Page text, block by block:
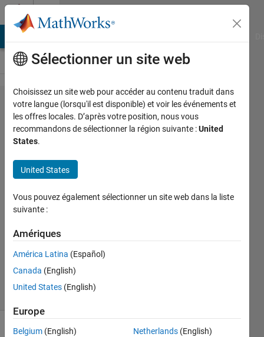
Passer au contenu
Problem
42845.
generate
number
in
particular
way
Pramit
Biswas
117
1 likes
Sélectionner un site web
Choisissez un site web pour accéder au contenu traduit dans
votre langue (lorsqu'il est disponible) et voir les événements et
les offres locales. D’après votre position, nous vous
recommandons de sélectionner la région suivante :United
States.
United States
Vous pouvez également sélectionner un site web dans la liste
suivante :
Amériques
América Latina (Español)
Canada (English)
United States (English)
Europe
Belgium (English)
Netherlands (English)